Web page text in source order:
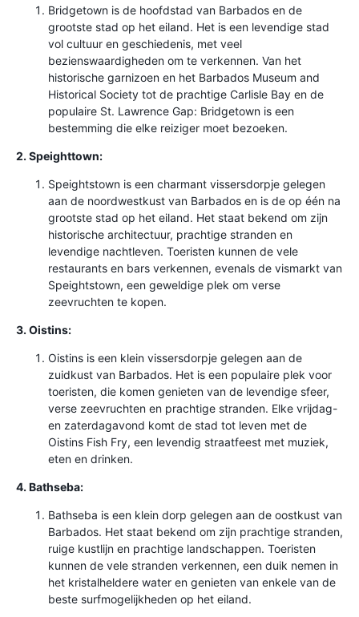
Bridgetown is de hoofdstad van Barbados en de
grootste stad op het eiland. Het is een levendige stad
vol cultuur en geschiedenis, met veel
bezienswaardigheden om te verkennen. Van het
historische garnizoen en het Barbados Museum and
Historical Society tot de prachtige Carlisle Bay en de
populaire St. Lawrence Gap: Bridgetown is een
bestemming die elke reiziger moet bezoeken.
2. Speighttown:
Speightstown is een charmant vissersdorpje gelegen
aan de noordwestkust van Barbados en is de op één na
grootste stad op het eiland. Het staat bekend om zijn
historische architectuur, prachtige stranden en
levendige nachtleven. Toeristen kunnen de vele
restaurants en bars verkennen, evenals de vismarkt van
Speightstown, een geweldige plek om verse
zeevruchten te kopen.
3. Oistins:
Oistins is een klein vissersdorpje gelegen aan de
zuidkust van Barbados. Het is een populaire plek voor
toeristen, die komen genieten van de levendige sfeer,
verse zeevruchten en prachtige stranden. Elke vrijdag-
en zaterdagavond komt de stad tot leven met de
Oistins Fish Fry, een levendig straatfeest met muziek,
eten en drinken.
4. Bathseba:
Bathseba is een klein dorp gelegen aan de oostkust van
Barbados. Het staat bekend om zijn prachtige stranden,
ruige kustlijn en prachtige landschappen. Toeristen
kunnen de vele stranden verkennen, een duik nemen in
het kristalheldere water en genieten van enkele van de
beste surfmogelijkheden op het eiland.